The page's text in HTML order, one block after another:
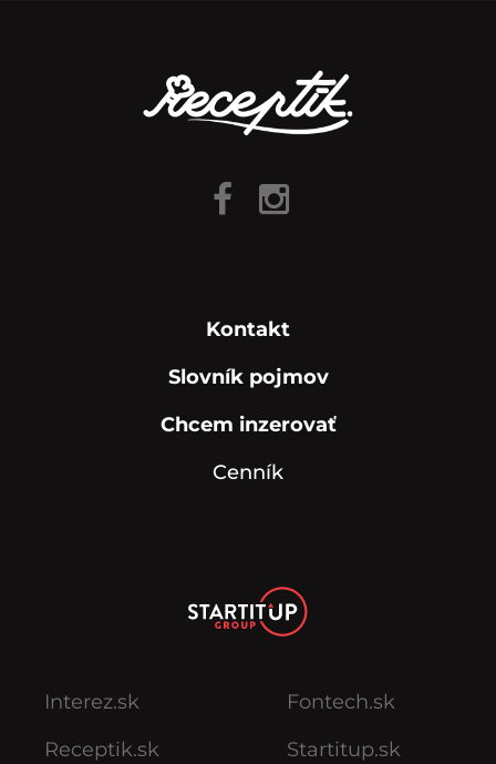
Kontakt
Slovník pojmov
Chcem inzerovať
Cenník
Interez.sk
Receptik.sk
Fontech.sk
Startitup.sk